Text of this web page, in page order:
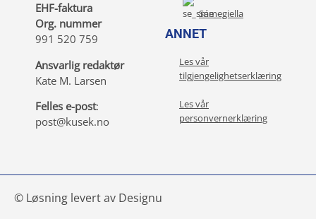
EHF-faktura
Org. nummer
991 520 759
Ansvarlig redaktør
Kate M. Larsen
Felles e-post:
post@kusek.no
Sámegiella
ANNET
Les vår
tilgjengelighetserklæring
Les vår
personvernerklæring
© Løsning levert av Designu